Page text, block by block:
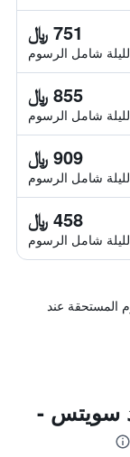
751 ﷼
شامل الرسوم
855 ﷼
شامل الرسوم
909 ﷼
شامل الرسوم
458 ﷼
شامل الرسوم
المستحقة عند
سويتس -